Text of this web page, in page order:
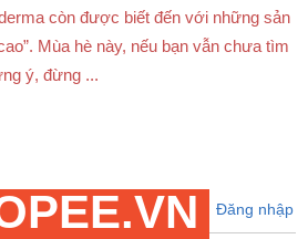
còn được biết đến với những sản
Mùa hè này, nếu bạn vẫn chưa tìm
ý, đừng ...
Đăng nhập